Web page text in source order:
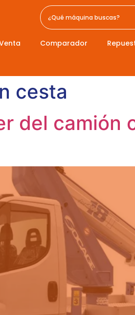
Comparador
cesta
del camión